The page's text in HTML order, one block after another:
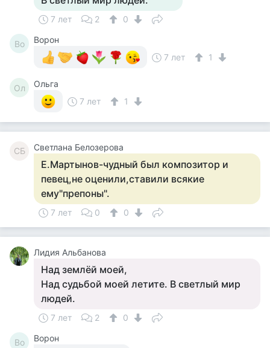
7 лет 2 0
Во
Ворон
7 лет
1
Ол
Ольга
7 лет
1
СБ Светлана Белозерова
Е.Мартынов-чудный был композитор и
певец,не оценили,ставили всякие
ему"препоны".
7 лет 0 0
Лидия Альбанова
Над землёй моей,
Над судьбой моей летите. В светлый мир
людей.
7 лет 2 0
Во
Ворон